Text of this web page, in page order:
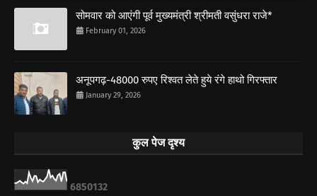
सोमवार को आएंगी पूर्व मुख्यमंत्री श्रीमती वसुंधरा राजे*
February 01, 2026
अनूपगढ़-48000 रुपए रिश्वत लेते हुये रंगे हाथो गिरफ्तार
January 29, 2026
कुल पेज दृश्य
6850132